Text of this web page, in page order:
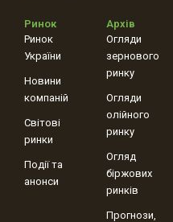
Ринок
Ринок
України
Новини
компаній
Світові
ринки
Події та
анонси
Архів
Огляди
зернового
ринку
Огляди
олійного
ринку
Огляд
біржових
ринків
Прогнози,